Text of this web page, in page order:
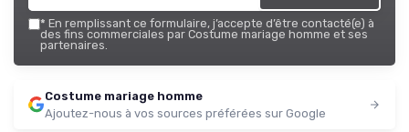
* En remplissant ce formulaire, j’accepte d’être contacté(e) à
des fins commerciales par Costume mariage homme et ses
partenaires.
Costume mariage homme
Ajoutez-nous à vos sources préférées sur Google